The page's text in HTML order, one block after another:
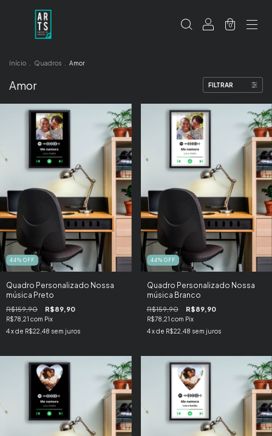
0
Início Quadros Amor
Amor FILTRAR
44% OFF
Quadro Personalizado Nossa
música Preto
R$159,90 R$89,90
R$78,21 com Pix
4x de R$22,48 sem juros
44% OFF
Quadro Personalizado Nossa
música Branco
R$159,90 R$89,90
R$78,21 com Pix
4 x de R$22,48 sem juros